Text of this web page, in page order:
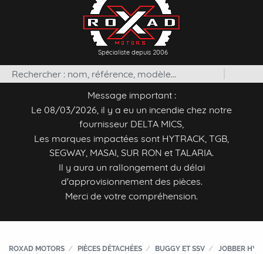
Spécialiste depuis 2006
Message important :
Le 08/03/2026, il y a eu un incendie chez notre
fournisseur DELTA MICS,
Les marques impactées sont HYTRACK, TGB,
SEGWAY, MASAI, SUR RON et TALARIA.
Il y aura un rallongement du délai
d'approvisionnement des pièces.
Merci de votre compréhension.
ROXAD MOTORS PIÈCES DÉTACHÉES BUGGY ET SSV JOBBER